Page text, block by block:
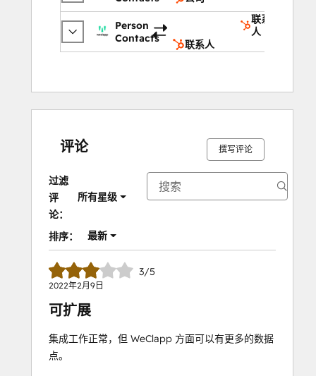
Person
Contacts
联系
人
联系人
评论 撰写评论
过滤
评
论：
所有星级
排序： 最新
3/5
2022年2月9日
可扩展
集成工作正常，但 WeClapp 方面可以有更多的数据
点。